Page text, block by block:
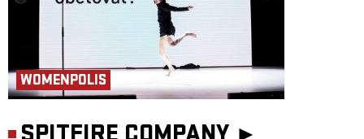
WOMENPOLIS